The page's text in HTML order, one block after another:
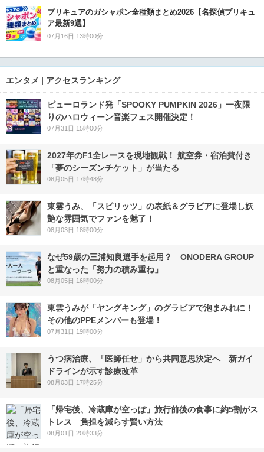
プリキュアのガシャポン全種類まとめ2026【名探偵プリキュ
ア最新9選】
07月16日 13時00分
エンタメ | アクセスランキング
ピューロランド発「SPOOKY PUMPKIN 2026」一夜限
りのハロウィーン音楽フェス開催決定！
07月31日 15時00分
2027年のF1全レースを現地観戦！ 航空券・宿泊費付き
「夢のシーズンチケット」が当たる
08月05日 17時48分
東雲うみ、「スピリッツ」の表紙＆グラビアに登場し妖
艶な雰囲気でファンを魅了！
08月03日 18時00分
なぜ59歳の三浦知良選手を起用？ ONODERA GROUP
と重なった「努力の積み重ね」
08月05日 16時00分
東雲うみが「ヤングキング」のグラビアで泡まみれに！
その他のPPEメンバーも登場！
07月31日 19時00分
うつ病治療、「医師任せ」から共同意思決定へ 新ガイ
ドラインが示す診療改革
08月03日 17時25分
「帰宅後、冷蔵庫が空っぽ」旅行前後の食事に約5割がス
トレス 負担を減らす賢い方法
08月01日 20時33分